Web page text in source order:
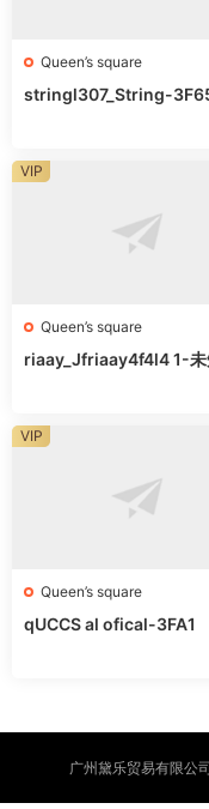
Queen’s square
stringl307_String-
Queen’s square
riaay_Jfriaay4f4l4 1-未
VIP
Queen’s square
qUCCS al ofical-3FA1
VIP
广州黛乐贸易有限公